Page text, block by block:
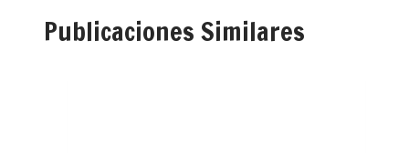
Publicaciones Similares